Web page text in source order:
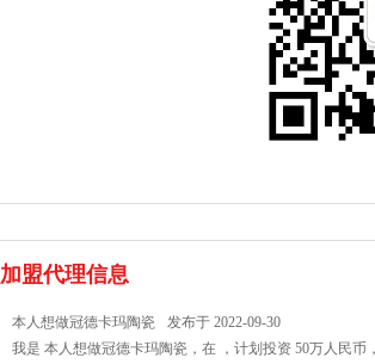
加盟代理信息
本人想做冠德卡玛陶瓷
发布于 2022-09-30
我是 本人想做冠德卡玛陶瓷，在 ，计划投资 50万人民币